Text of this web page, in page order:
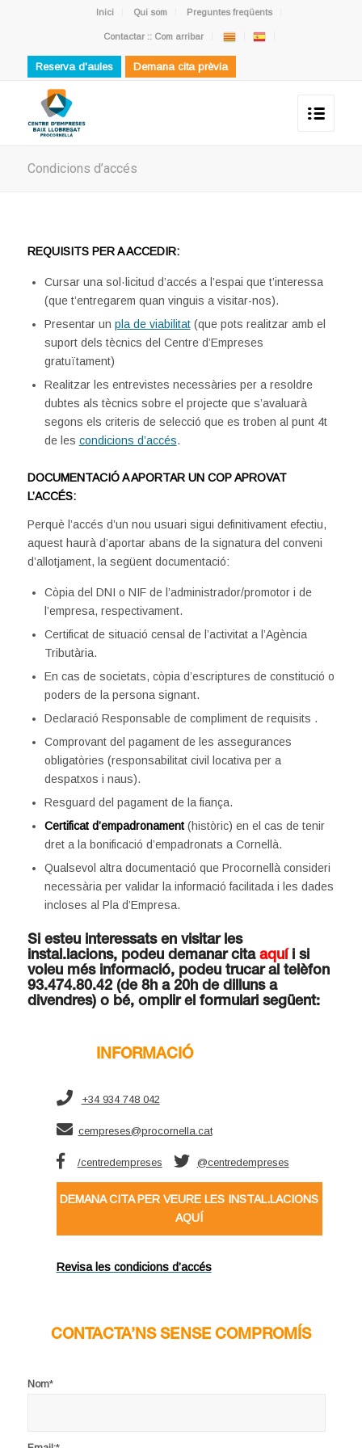
Inici Qui som Preguntes freqüents
Contactar :: Com arribar
Reserva d'aules Demana cita prèvia
Condicions d’accés
REQUISITS PER A ACCEDIR:
Cursar una sol·licitud d’accés a l’espai que t’interessa
(que t’entregarem quan vinguis a visitar-nos).
Presentar un pla de viabilitat(que pots realitzar amb el
suport dels tècnics del Centre d’Empreses
gratuïtament)
Realitzar les entrevistes necessàries per a resoldre
dubtes als tècnics sobre el projecte que s’avaluarà
segons els criteris de selecció que es troben al punt 4t
de les condicions d’accés.
DOCUMENTACIÓ A APORTAR UN COP APROVAT
L’ACCÉS:
Perquè l’accés d’un nou usuari sigui definitivament efectiu,
aquest haurà d’aportar abans de la signatura del conveni
d’allotjament, la següent documentació:
Còpia del DNI o NIF de l’administrador/promotor i de
l’empresa, respectivament.
Certificat de situació censal de l’activitat a l’Agència
Tributària.
En cas de societats, còpia d’escriptures de constitució o
poders de la persona signant.
Declaració Responsable de compliment de requisits .
Comprovant del pagament de les assegurances
obligatòries (responsabilitat civil locativa per a
despatxos i naus).
Resguard del pagament de la fiança.
Certificat d’empadronament (històric) en el cas de tenir
dret a la bonificació d’empadronats a Cornellà.
Qualsevol altra documentació que Procornellà consideri
necessària per validar la informació facilitada i les dades
incloses al Pla d’Empresa.
Si esteu interessats en visitar les
instal.lacions, podeu demanar cita aquíi si
voleu més informació, podeu trucar al telèfon
93.474.80.42 (de 8h a 20h de dilluns a
divendres) o bé, omplir el formulari següent:
INFORMACIÓ
+34 934 748 042
cempreses@procornella.cat
/centredempreses @centredempreses
DEMANA CITA PER VEURE LES INSTAL.LACIONS
AQUÍ
Revisa les condicions d’accés
CONTACTA’NS SENSE COMPROMÍS
Nom*